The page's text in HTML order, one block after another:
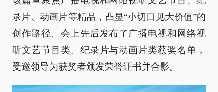
录片、动画片等精品，凸显“小切口见大价值”的
创作路径。会上先后发布了广播电视和网络视
听文艺节目类、纪录片与动画片类获奖名单，
受邀领导为获奖者颁发荣誉证书并合影。